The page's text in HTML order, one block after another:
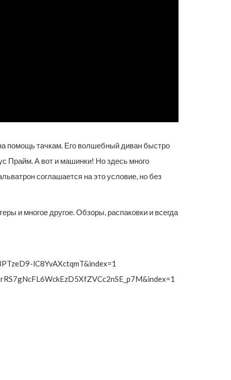
помощь тачкам. Его волшебный диван быстро
Прайм. А вот и машинки! Но здесь много
соглашается на это условие, но без
и многое другое. Обзоры, распаковки и всегда
lC8YvAXctqmT&index=1